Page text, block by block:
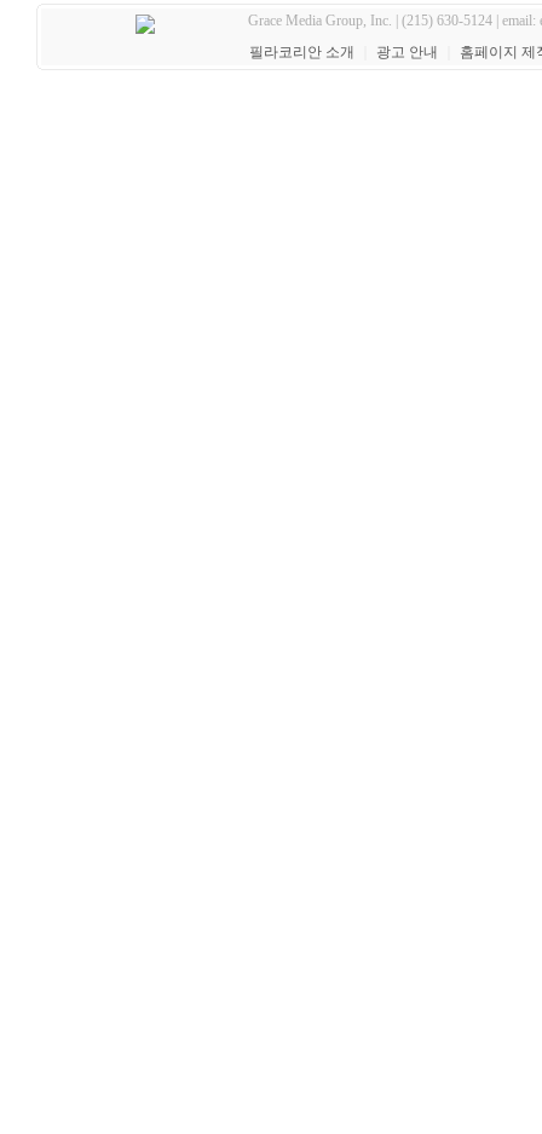
Grace Media Group, Inc. | (215) 630-5124 | email:
필라코리안 소개
광고 안내 홈페이지 제